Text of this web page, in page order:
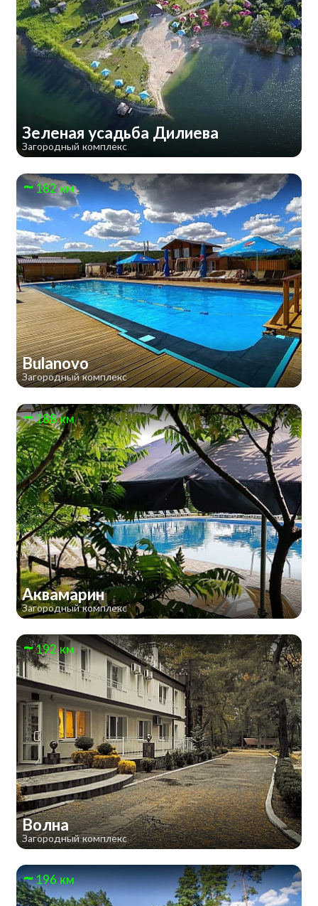
Зеленая усадьба Дилиева
Загородный комплекс
182 км
Bulanovo
Загородный комплекс
188 км
Аквамарин
Загородный комплекс
192 км
Волна
Загородный комплекс
196 км